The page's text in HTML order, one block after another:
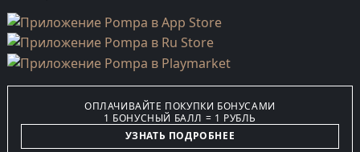
ОПЛАЧИВАЙТЕ ПОКУПКИ БОНУСАМИ
1 БОНУСНЫЙ БАЛЛ = 1 РУБЛЬ
УЗНАТЬ ПОДРОБНЕЕ